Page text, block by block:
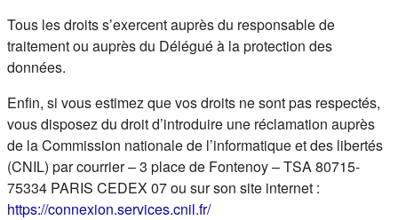
Tous les droits s’exercent auprès du responsable de
traitement ou auprès du Délégué à la protection des
données.
Enfin, si vous estimez que vos droits ne sont pas respectés,
vous disposez du droit d’introduire une réclamation auprès
de la Commission nationale de l’informatique et des libertés
(CNIL) par courrier – 3 place de Fontenoy – TSA 80715-
75334 PARIS CEDEX 07 ou sur son site internet :
https://connexion.services.cnil.fr/(s'ouvre dans un nouvel